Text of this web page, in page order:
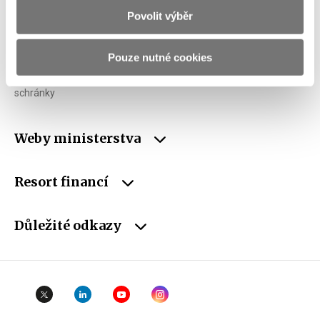
Povolit výběr
Pouze nutné cookies
ID Datové
schránky
xzeaauv
Weby ministerstva
Resort financí
Důležité odkazy